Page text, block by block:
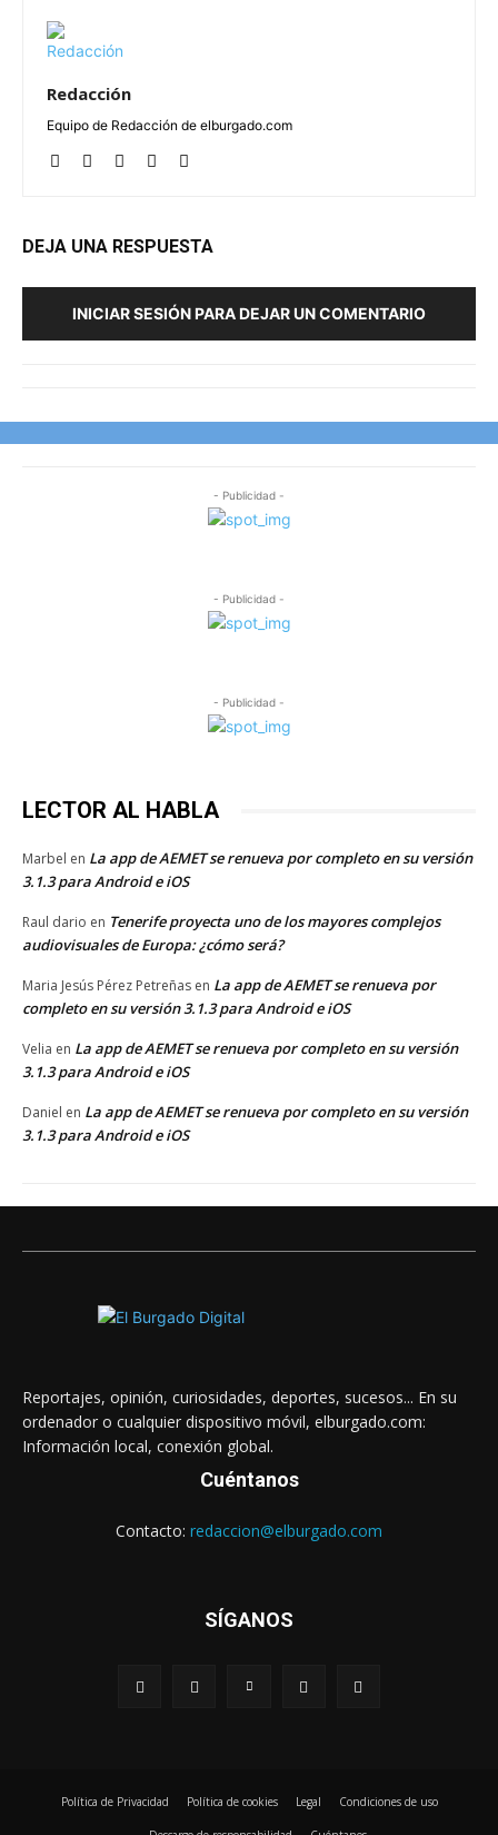
Redacción
Equipo de Redacción de elburgado.com
DEJA UNA RESPUESTA
INICIAR SESIÓN PARA DEJAR UN COMENTARIO
- Publicidad -
- Publicidad -
- Publicidad -
LECTOR AL HABLA
Marbel en La app de AEMET se renueva por completo en su versión
3.1.3 para Android e iOS
Raul dario en Tenerife proyecta uno de los mayores complejos
audiovisuales de Europa: ¿cómo será?
Maria Jesús Pérez Petreñas en La app de AEMET se renueva por
completo en su versión 3.1.3 para Android e iOS
Velia en La app de AEMET se renueva por completo en su versión
3.1.3 para Android e iOS
Daniel en La app de AEMET se renueva por completo en su versión
3.1.3 para Android e iOS
Reportajes, opinión, curiosidades, deportes, sucesos... En su
ordenador o cualquier dispositivo móvil, elburgado.com:
Información local, conexión global.
Cuéntanos
Contacto: redaccion@elburgado.com
SÍGANOS
Política de Privacidad Política de cookies Legal Condiciones de uso